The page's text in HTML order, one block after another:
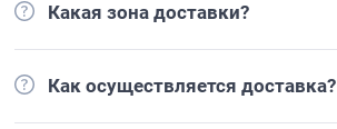
Какая зона доставки?
Как осуществляется доставка?